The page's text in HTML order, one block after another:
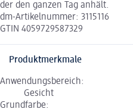
der den ganzen Tag anhält.
dm-Artikelnummer: 3115116
GTIN 4059729587329
Produktmerkmale
Anwendungsbereich:
Gesicht
Grundfarbe: